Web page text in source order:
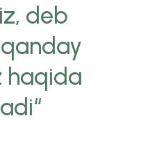
deb
haqida